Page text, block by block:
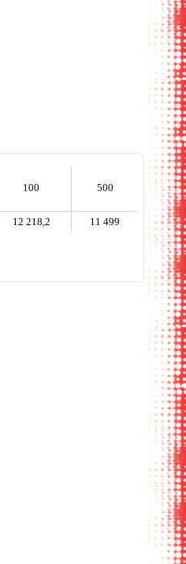
подарочная
100 500
12 218,2 11 499